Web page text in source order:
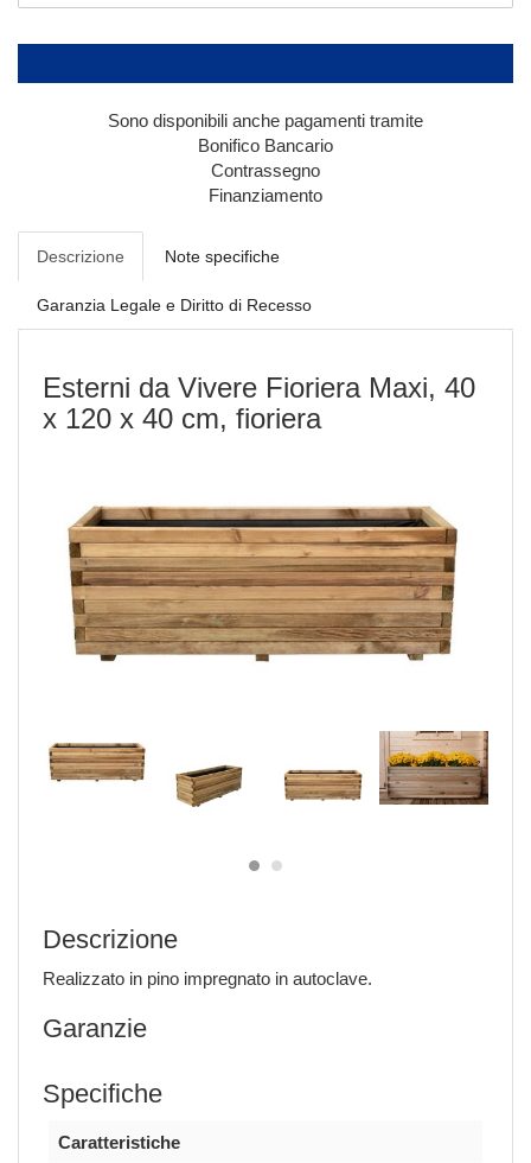
Sono disponibili anche pagamenti tramite
Bonifico Bancario
Contrassegno
Finanziamento
Descrizione Note specifiche
Garanzia Legale e Diritto di Recesso
Esterni da Vivere Fioriera Maxi, 40
x 120 x 40 cm, fioriera
Descrizione
Realizzato in pino impregnato in autoclave.
Garanzie
Specifiche
Caratteristiche